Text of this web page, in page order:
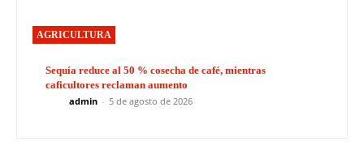
AGRICULTURA
Sequía reduce al 50 % cosecha de café, mientras
caficultores reclaman aumento
admin - 5 de agosto de 2026